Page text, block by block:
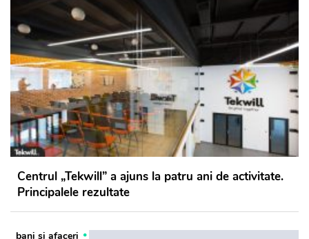
Centrul „Tekwill” a ajuns la patru ani de activitate.
Principalele rezultate
bani și afaceri